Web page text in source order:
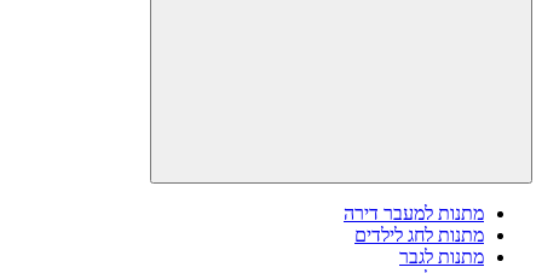
מתנות למעבר דירה
מתנות לחג לילדים
מתנות לגבר